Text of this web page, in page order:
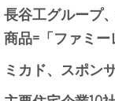
長谷工グループ
商品=「ファミ
ミカド、スポン